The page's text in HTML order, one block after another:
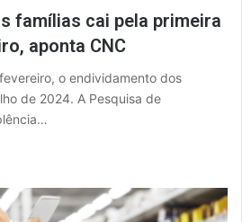
famílias cai pela primeira
aponta CNC
o endividamento dos
de 2024. A Pesquisa de